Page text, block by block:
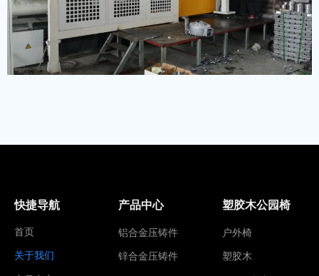
快捷导航
首页
关于我们
产品中心
铝合金压铸件
锌合金压铸件
塑胶木公园椅
户外椅
塑胶木